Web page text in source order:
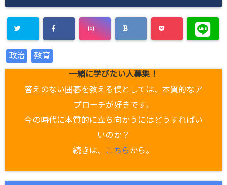
政治 教育
一緒に学びたい人募集！
答えのない囲碁を教える僕としては、本質的なア
プローチが好きです。
今の時代に本質的に立ち向かうにはどうすればい
いのか？
続きは、
こちらから。